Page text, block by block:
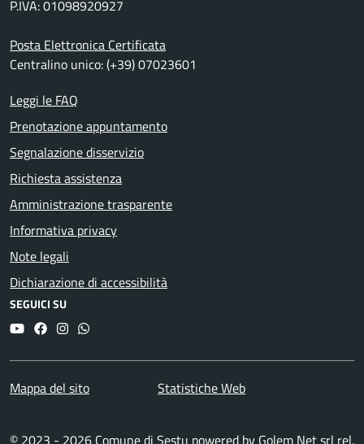
P.IVA: 01098920927
Posta Elettronica Certificata
Centralino unico: (+39) 07023601
Leggi le FAQ
Prenotazione appuntamento
Segnalazione disservizio
Richiesta assistenza
Amministrazione trasparente
Informativa privacy
Note legali
Dichiarazione di accessibilità
SEGUICI SU
YouTubeFacebookInstagram
Whatsapp
Mappa del sito Statistiche Web
© 2023 - 2026 Comune di Sestu powered by Golem Net srl rel.